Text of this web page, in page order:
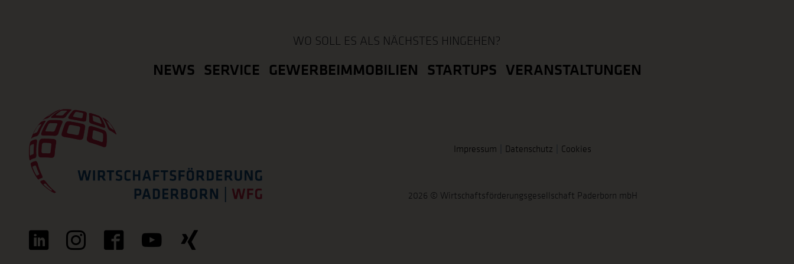
WO SOLL ES ALS NÄCHSTES HINGEHEN?
NEWS SERVICE GEWERBEIMMOBILIEN STARTUPS VERANSTALTUNGEN
Impressum Datenschutz Cookies
2026 © Wirtschaftsförderungsgesellschaft Paderborn mbH